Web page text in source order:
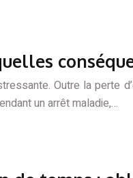
Outre la perte
un arrêt maladie,…